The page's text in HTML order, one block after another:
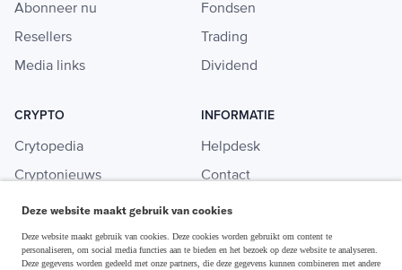
Abonneer nu
Resellers
Media links
Fondsen
Trading
Dividend
CRYPTO
Crytopedia
Cryptonieuws
Crypto koopgids
Investeren in crypto
INFORMATIE
Helpdesk
Contact
Adverteren
Deze website maakt gebruik van cookies
Deze website maakt gebruik van cookies. Deze cookies worden gebruikt om content te
personaliseren, om social media functies aan te bieden en het bezoek op deze website te analyseren.
Deze gegevens worden gedeeld met onze partners, die deze gegevens kunnen combineren met andere